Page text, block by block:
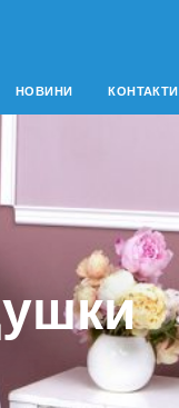
НОВИНИ КОНТАКТИ